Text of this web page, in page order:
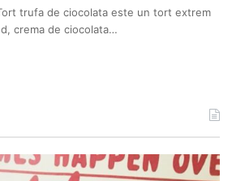
trufa de ciocolata este un tort extrem
crema de ciocolata…